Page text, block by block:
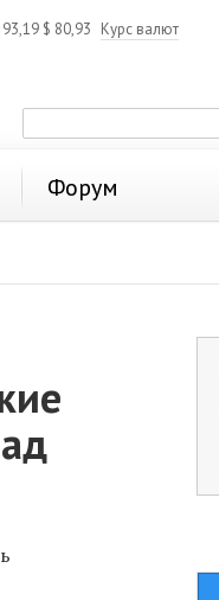
93,19 $ 80,93 Курс валют
Форум